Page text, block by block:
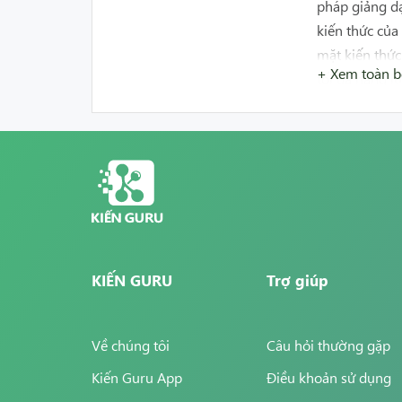
pháp giảng
kiến thức
mặt kiến
tối đa năng
-Tân tâm
- Khi học
tra trên trường.
-Truyền
+ Xem toàn
KIẾN GURU
Về chúng tôi
Kiến Guru App
Trợ giúp
Câu hỏi thường gặp
Điều khoản sử dụng